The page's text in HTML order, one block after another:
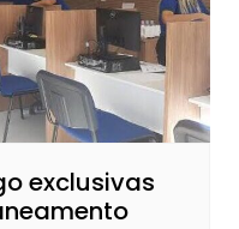
exclusivas